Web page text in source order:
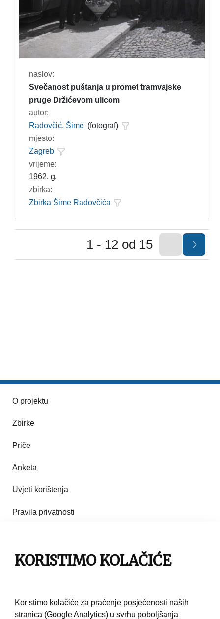
naslov:
Svečanost puštanja u promet tramvajske
pruge Držićevom ulicom
autor:
Radovčić, Šime (fotograf)
mjesto:
Zagreb
vrijeme:
1962. g.
zbirka:
Zbirka Šime Radovčića
1 - 12 od 15
O projektu
Zbirke
Priče
Anketa
Uvjeti korištenja
Pravila privatnosti
Pravila korištenja
KORISTIMO KOLAČIĆE
Koristimo kolačiće za praćenje posjećenosti naših
stranica (Google Analytics) u svrhu poboljšanja